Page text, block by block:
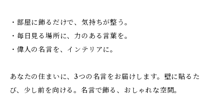
・部屋に飾るだけで、気持ちが整う。
・毎日見る場所に、力のある言葉を。
・偉人の名言を、インテリアに。
あなたの住まいに、3つの名言をお届けします。壁に貼るた
び、少し前を向ける。名言で飾る、おしゃれな空間。